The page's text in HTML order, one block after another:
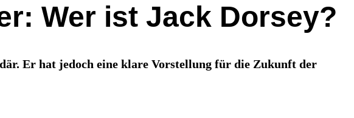
Wer ist Jack Dorsey?
Er hat jedoch eine klare Vorstellung für die Zukunft der